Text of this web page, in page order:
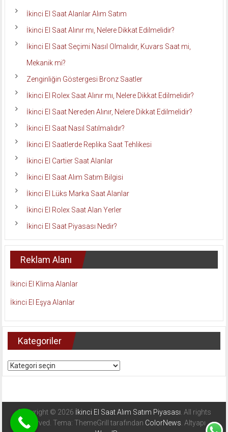
İkinci El Saat Alanlar Alım Satım
İkinci El Saat Alınır mı, Nelere Dikkat Edilmelidir?
İkinci El Saat Seçimi Nasıl Olmalıdır, Kuvars Saat mi,
Mekanik mi?
Zenginliğin Göstergesi Bronz Saatler
İkinci El Rolex Saat Alınır mı, Nelere Dikkat Edilmelidir?
İkinci El Saat Nereden Alınır, Nelere Dikkat Edilmelidir?
İkinci El Saat Nasıl Satılmalıdır?
İkinci El Saatlerde Replika Saat Tehlikesi
İkinci El Cartier Saat Alanlar
İkinci El Saat Alım Satım Bilgisi
İkinci El Lüks Marka Saat Alanlar
İkinci El Rolex Saat Alan Yerler
İkinci El Saat Piyasası Nedir?
Reklam Alanı
İkinci El Klima Alanlar
İkinci El Eşya Alanlar
Kategoriler
Kategoriler
Copyright © 2026 İkinci El Saat Alım Satım Piyasası. All rights
reserved. Tema: ThemeGrill tarafından ColorNews. Altyapı